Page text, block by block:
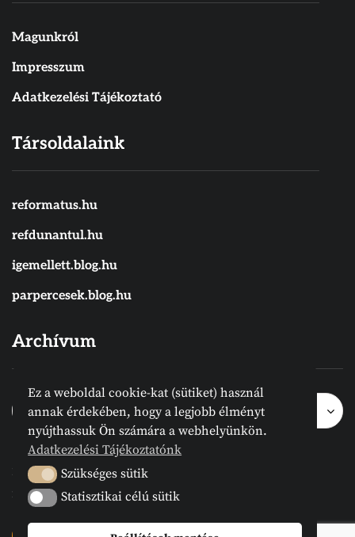
Magunkról
Impresszum
Adatkezelési Tájékoztató
Társoldalaink
reformatus.hu
refdunantul.hu
igemellett.blog.hu
parpercesek.blog.hu
Archívum
Archívum
Hónap kijelölése
Archívum
2024 © Megvanirva.hu - Minden jog
fenntartva.
Ez a weboldal cookie-kat (sütiket) használ
annak érdekében, hogy a legjobb élményt
nyújthassuk Ön számára a webhelyünkön.
Adatkezelési Tájékoztatónk
Szükséges sütik
Szükséges sütik
Statisztikai célú sütik
Statisztikai célú sütik